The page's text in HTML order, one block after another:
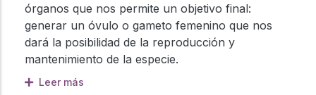
órganos que nos permite un objetivo final:
generar un óvulo o gameto femenino que nos
dará la posibilidad de la reproducción y
mantenimiento de la especie.
Leer más